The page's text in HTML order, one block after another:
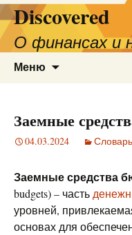
Discovered
О финансах и
Меню
Заемные
04.03.2024 Словарь
Заемные средства
budgets) – часть
уровней,
основах для